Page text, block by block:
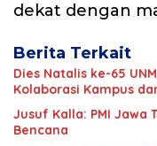
dekat dengan
Berita Terkait
Dies Natalis ke-65
Kolaborasi Kampus
Jusuf Kalla: PMI Jawa
Bencana